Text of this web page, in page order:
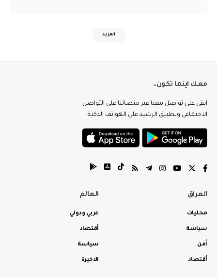
المزيد
معك اينما تكون..
ابقى على تواصل معنا عبر منصاتنا على التواصل
الاجتماعي وتطبيق الرشيد على الهواتف الذكية.
العراق
محليات
سياسة
أمن
أقتصاد
العالم
عربي ودولي
أقتصاد
سياسة
الاخيرة